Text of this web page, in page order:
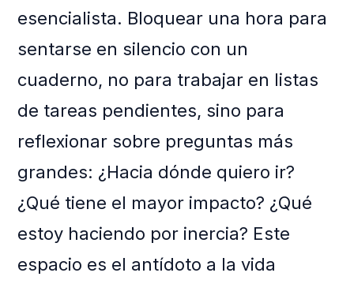
esencialista. Bloquear una hora para
sentarse en silencio con un
cuaderno, no para trabajar en listas
de tareas pendientes, sino para
reflexionar sobre preguntas más
grandes: ¿Hacia dónde quiero ir?
¿Qué tiene el mayor impacto? ¿Qué
estoy haciendo por inercia? Este
espacio es el antídoto a la vida